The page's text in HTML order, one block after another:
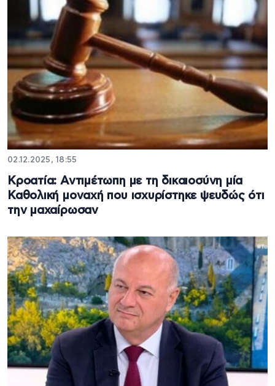
02.12.2025, 18:55
Κροατία: Αντιμέτωπη με τη δικαιοσύνη μία
Καθολική μοναχή που ισχυρίστηκε ψευδώς ότι
την μαχαίρωσαν